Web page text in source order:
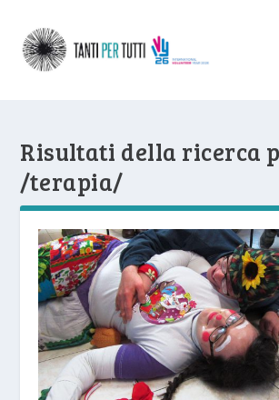
Risultati della ricerca
/terapia/